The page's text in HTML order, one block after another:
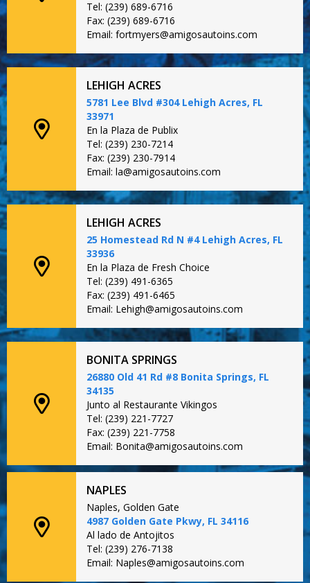
Tel: (239) 689-6716
Fax: (239) 689-6716
Email: fortmyers@amigosautoins.com
LEHIGH ACRES
5781 Lee Blvd #304 Lehigh Acres, FL
33971
En la Plaza de Publix
Tel: (239) 230-7214
Fax: (239) 230-7914
Email: la@amigosautoins.com
LEHIGH ACRES
25 Homestead Rd N #4 Lehigh Acres, FL
33936
En la Plaza de Fresh Choice
Tel: (239) 491-6365
Fax: (239) 491-6465
Email: Lehigh@amigosautoins.com
BONITA SPRINGS
26880 Old 41 Rd #8 Bonita Springs, FL
34135
Junto al Restaurante Vikingos
Tel: (239) 221-7727
Fax: (239) 221-7758
Email: Bonita@amigosautoins.com
NAPLES
Naples, Golden Gate
4987 Golden Gate Pkwy, FL 34116
Al lado de Antojitos
Tel: (239) 276-7138
Email: Naples@amigosautoins.com